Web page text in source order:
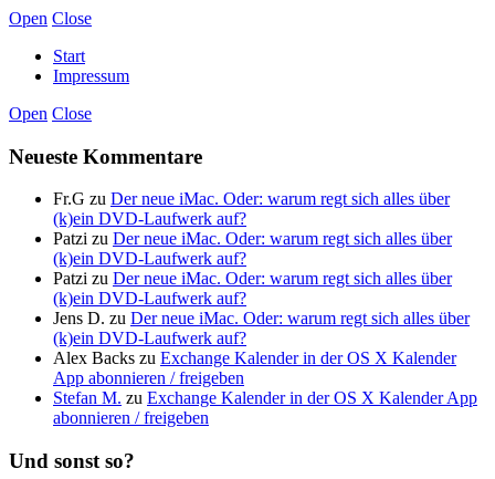
Open Close
Start
Impressum
Open Close
Neueste Kommentare
Fr.G zu Der neue iMac. Oder: warum regt sich alles über
(k)ein DVD-Laufwerk auf?
Patzi zu Der neue iMac. Oder: warum regt sich alles über
(k)ein DVD-Laufwerk auf?
Patzi zu Der neue iMac. Oder: warum regt sich alles über
(k)ein DVD-Laufwerk auf?
Jens D. zu Der neue iMac. Oder: warum regt sich alles über
(k)ein DVD-Laufwerk auf?
Alex Backs zu Exchange Kalender in der OS X Kalender
App abonnieren / freigeben
Stefan M. zu Exchange Kalender in der OS X Kalender App
abonnieren / freigeben
Und sonst so?